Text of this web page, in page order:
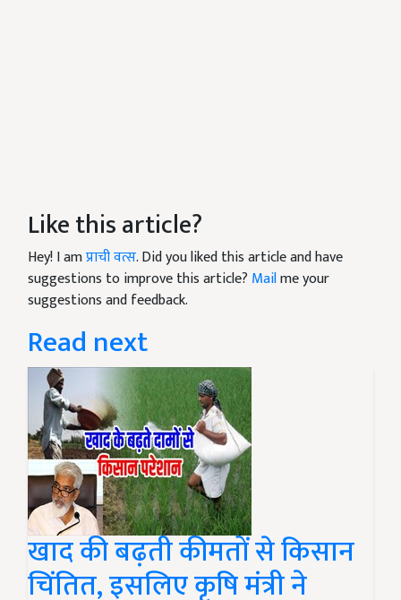
Like this article?
Hey! I amप्राची वत्स. Did you liked this article and have
suggestions to improve this article? Mailme your
suggestions and feedback.
Read next
खाद की बढ़ती कीमतों से किसान
चिंतित, इसलिए कृषि मंत्री ने